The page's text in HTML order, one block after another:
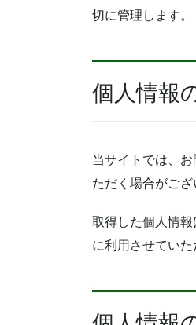
切に管理します。
個人情報
当サイトでは、
ただく場合がござ
取得した個人情
に利用させてい